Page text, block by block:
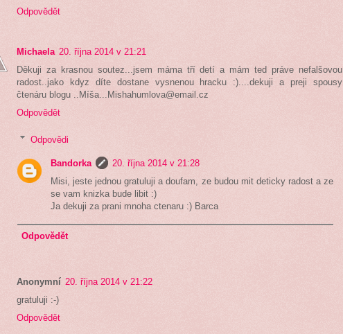
Odpovědět
Michaela 20. října 2014 v 21:21
Děkuji za krasnou soutez...jsem máma tří detí a mám ted práve nefalšovou
radost..jako kdyz díte dostane vysnenou hracku :)....dekuji a preji spousy
čtenáru blogu ..Míša...Mishahumlova@email.cz
Odpovědět
Odpovědi
Bandorka
20. října 2014 v 21:28
Misi, jeste jednou gratuluji a doufam, ze budou mit deticky radost a ze
se vam knizka bude libit :)
Ja dekuji za prani mnoha ctenaru :) Barca
Odpovědět
Anonymní 20. října 2014 v 21:22
gratuluji :-)
Odpovědět